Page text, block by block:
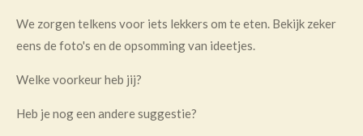
We zorgen telkens voor iets lekkers om te eten. Bekijk zeker
eens de foto's en de opsomming van ideetjes.
Welke voorkeur heb jij?
Heb je nog een andere suggestie?